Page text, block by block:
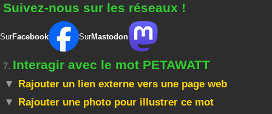
Suivez-nous sur les réseaux !
SurFacebook SurMastodon
7. Interagir avec le mot PETAWATT
Rajouter un lien externe vers une page web
Rajouter une photo pour illustrer ce mot